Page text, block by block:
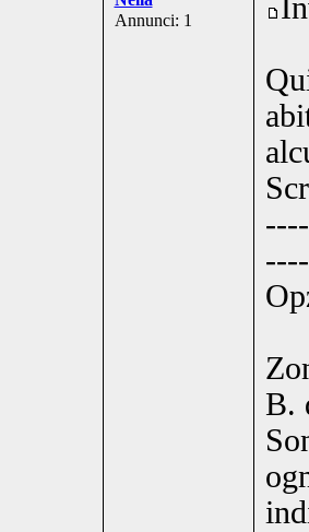
Annunci: 1
B.